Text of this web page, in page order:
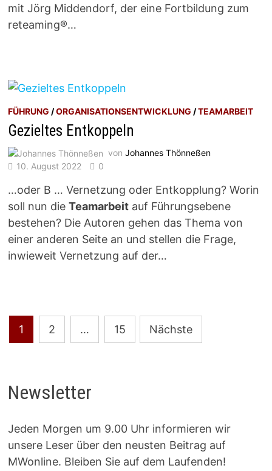
mit Jörg Middendorf, der eine Fortbildung zum
reteaming®…
FÜHRUNG /ORGANISATIONSENTWICKLUNG /TEAMARBEIT
Gezieltes Entkoppeln
vonJohannes Thönneßen
10. August 2022
0
…oder B … Vernetzung oder Entkopplung? Worin
soll nun dieTeamarbeit auf Führungsebene
bestehen? Die Autoren gehen das Thema von
einer anderen Seite an und stellen die Frage,
inwieweit Vernetzung auf der…
Seitennummerierung
der
1 2 … 15 Nächste
Newsletter
Jeden Morgen um 9.00 Uhr informieren wir
unsere Leser über den neusten Beitrag auf
MWonline. Bleiben Sie auf dem Laufenden!